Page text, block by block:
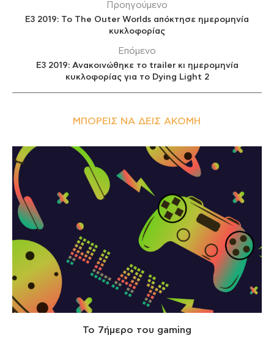
Προηγούμενο
E3 2019: Το The Outer Worlds απόκτησε ημερομηνία
κυκλοφορίας
Επόμενο
E3 2019: Ανακοινώθηκε το trailer κι ημερομηνία
κυκλοφορίας για το Dying Light 2
ΜΠΟΡΕΊΣ ΝΑ ΔΕΙΣ ΑΚΌΜΗ
Το 7ήμερο του gaming